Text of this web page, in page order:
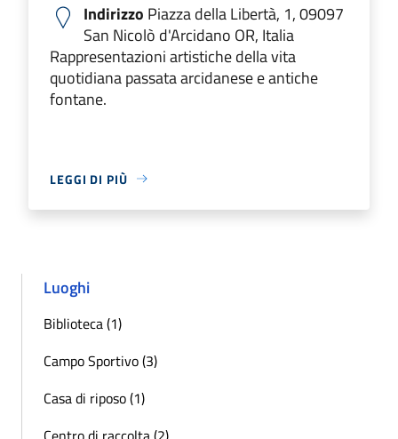
Indirizzo Piazza della Libertà, 1, 09097
San Nicolò d'Arcidano OR, Italia
Rappresentazioni artistiche della vita
quotidiana passata arcidanese e antiche
fontane.
LEGGI DI PIÙ
Luoghi
Biblioteca (1)
Campo Sportivo (3)
Casa di riposo (1)